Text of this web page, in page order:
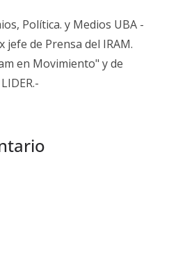
Política. y Medios UBA -
jefe de Prensa del IRAM.
en Movimiento" y de